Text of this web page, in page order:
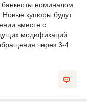
номиналом
Новые купюры будут
вместе с
модификаций.
через 3-4